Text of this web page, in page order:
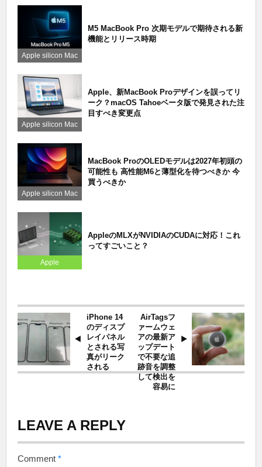
Apple silicon Mac
M5 MacBook Pro 次期モデルで期待される新
機能とリリース時期
Apple silicon Mac
Apple、新MacBook Proデザインを誤ってリ
ーク？macOS Tahoeベータ版で発見された注
目すべき変更点
Apple silicon Mac
MacBook ProのOLEDモデルは2027年初頭の
可能性も 高性能M6と薄型化を待つべきか 今
買うべきか
Apple
AppleのMLXがNVIDIAのCUDAに対応！これ
ってすごいこと？
iPhone 14
のディスプ
レイパネル
とされる写
真がリーク
される
AirTagsフ
ァームウェ
アの最新ア
ップデート
で不要な追
跡音を調整
して検出を
容易に
LEAVE A REPLY
Comment *